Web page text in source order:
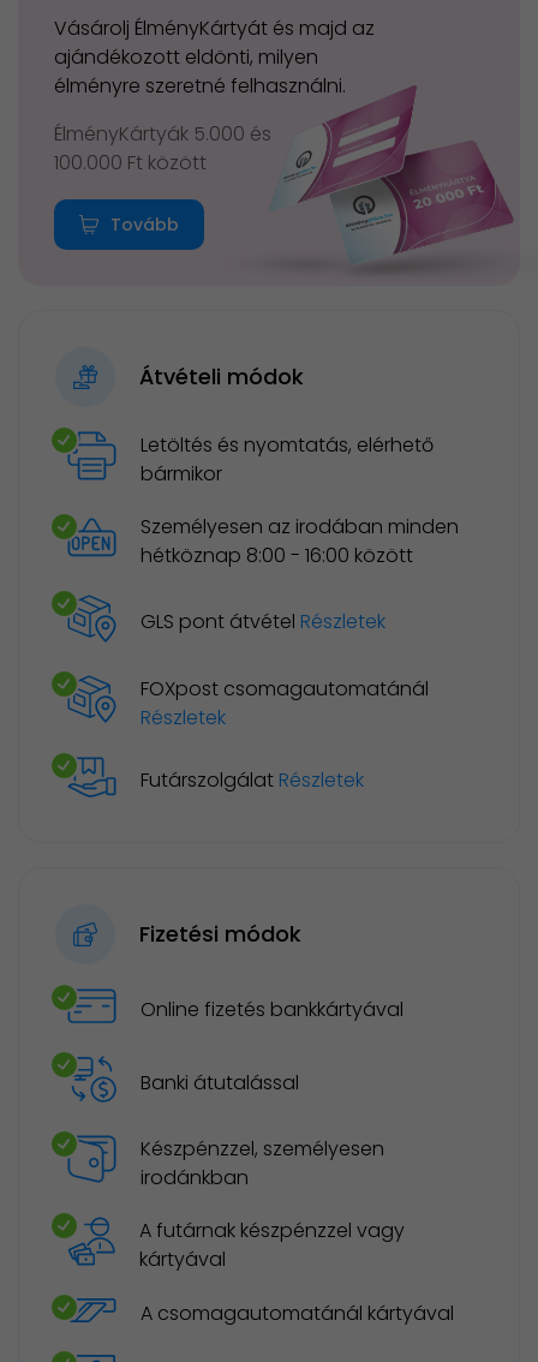
Vásárolj ÉlményKártyát és majd az
ajándékozott eldönti, milyen
élményre szeretné felhasználni.
ÉlményKártyák 5.000 és
100.000 Ft között
Tovább
Átvételi módok
Letöltés és nyomtatás, elérhető
bármikor
Személyesen az irodában minden
hétköznap 8:00 - 16:00 között
GLS pont átvétel Részletek
FOXpost csomagautomatánál
Részletek
Futárszolgálat Részletek
Fizetési módok
Online fizetés bankkártyával
Banki átutalással
Készpénzzel, személyesen
irodánkban
A futárnak készpénzzel vagy
kártyával
A csomagautomatánál kártyával